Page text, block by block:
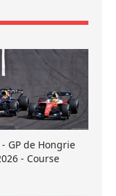
- GP de Hongrie
- Course